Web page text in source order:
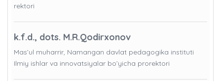
rektori
k.f.d., dots. M.R.Qodirxonov
Mas’ul muharrir, Namangan davlat pedagogika instituti
Ilmiy ishlar va innovatsiyalar bo’yicha prorektori